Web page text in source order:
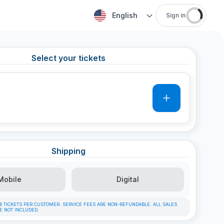
English Sign in
Select your tickets
Shipping
Digital
TICKETS PER CUSTOMER. SERVICE FEES ARE NON-REFUNDABLE. ALL SALES
NOT INCLUDED.